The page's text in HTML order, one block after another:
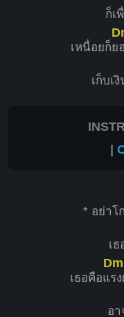
ก็เ
เหนื่อยก็ย
เก็บเ
|
* อย่าโ
เธ
เธอคือแ
Dm
ร
อา